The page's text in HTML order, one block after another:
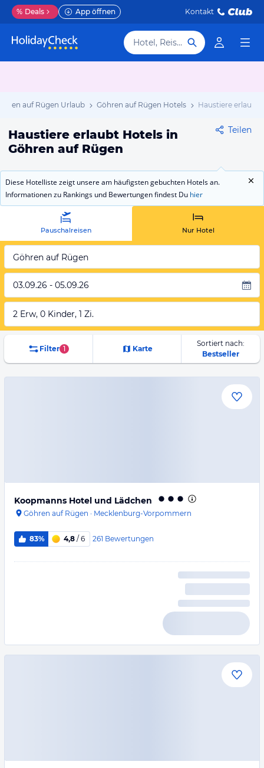
% Deals App öffnen Kontakt
Hotel, Reiseziel
auf Rügen Urlaub Göhren auf Rügen Hotels Haustiere erlaubt
Haustiere erlaubt Hotels in
Göhren auf Rügen
Teilen
Diese Hotelliste zeigt unsere am häufigsten gebuchten Hotels an.
Informationen zu Rankings und Bewertungen findest Du hier
Pauschalreisen Nur Hotel
Göhren auf Rügen
03.09.26 - 05.09.26
2 Erw, 0 Kinder, 1 Zi.
Filter 1 Karte
Sortiert nach:
Bestseller
Koopmanns Hotel und Lädchen
Göhren auf Rügen · Mecklenburg-Vorpommern
83% 4,8 / 6 261 Bewertungen